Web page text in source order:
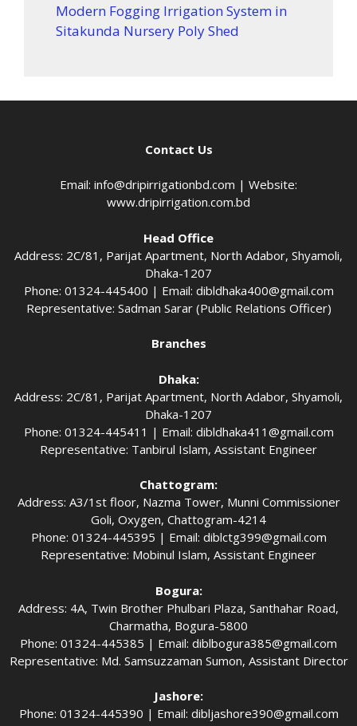
Modern Fogging Irrigation System in
Sitakunda Nursery Poly Shed
Contact Us
Email: info@dripirrigationbd.com | Website:
www.dripirrigation.com.bd
Head Office
Address: 2C/81, Parijat Apartment, North Adabor, Shyamoli,
Dhaka-1207
Phone: 01324-445400 | Email: dibldhaka400@gmail.com
Representative: Sadman Sarar (Public Relations Officer)
Branches
Dhaka:
Address: 2C/81, Parijat Apartment, North Adabor, Shyamoli,
Dhaka-1207
Phone: 01324-445411 | Email: dibldhaka411@gmail.com
Representative: Tanbirul Islam, Assistant Engineer
Chattogram:
Address: A3/1st floor, Nazma Tower, Munni Commissioner
Goli, Oxygen, Chattogram-4214
Phone: 01324-445395 | Email: diblctg399@gmail.com
Representative: Mobinul Islam, Assistant Engineer
Bogura:
Address: 4A, Twin Brother Phulbari Plaza, Santhahar Road,
Charmatha, Bogura-5800
Phone: 01324-445385 | Email: diblbogura385@gmail.com
Representative: Md. Samsuzzaman Sumon, Assistant Director
Jashore:
Phone: 01324-445390 | Email: dibljashore390@gmail.com